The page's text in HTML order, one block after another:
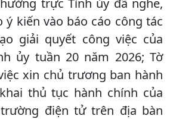
trực Tỉnh ủy đã nghe,
ý kiến vào báo cáo công tác
giải quyết công việc của
ủy tuần 20 năm 2026; Tờ
xin chủ trương ban hành
thủ tục hành chính của
điện tử trên địa bàn